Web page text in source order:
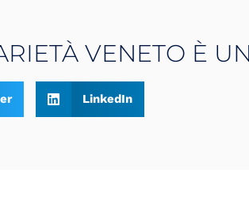
VENETO È
LinkedIn